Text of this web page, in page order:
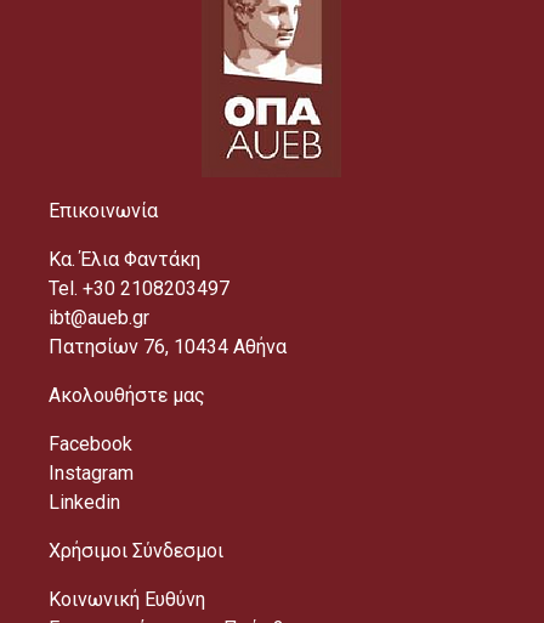
Επικοινωνία
Κα. Έλια Φαντάκη
Tel. +30 2108203497
ibt@aueb.gr
Πατησίων 76, 10434 Αθήνα
Ακολουθήστε μας
Facebook
Instagram
Linkedin
Χρήσιμοι Σύνδεσμοι
Κοινωνική Ευθύνη